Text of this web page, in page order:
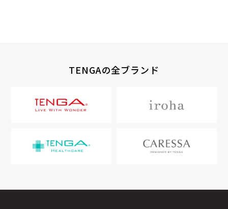
TENGAの全ブランド